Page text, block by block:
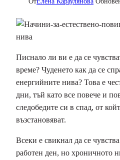
Писнало ли ви е да се
време? Чуденето как да се
енергийните нива? Това е
дни, тъй като все повече и
следобедите си в спад, от
възстановяват.
Всеки е свикнал да се
работен ден, но хроничното